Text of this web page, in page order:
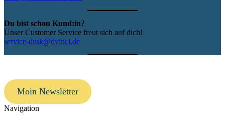
Du bist schon Kund:in?
Unser Customer Service freut sich auf dich!
service-desk@dvinci.de
Moin Newsletter
Navigation